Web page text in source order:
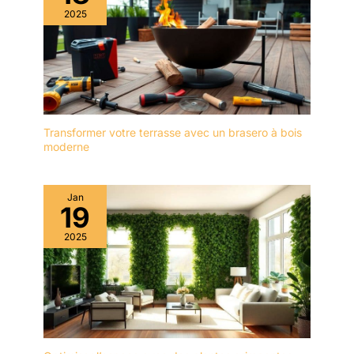
un processus rigoureux,
le métal de haute qualité
est finalement devenu un
accessoire pour ce
tournevis sans fil; 6
tournevis, 3 tarières, 3
forets Brad point, 9 clés
à douille, 1 adaptateur de
10mm (3 / 8 ") - le
mandrin est libre de
changer les accessoires.
Idéal pour les projets de
filetage ou de perçage
dans le bois, le métal et
le plastique! Rejoignez -
Nnous et Profitez du
Service Impeccable du
facilement chaque petite
vis et à améliorer
l'efficacité du travail
Universel : cet ensemble
fournit des tournevis de
différents profils (5
Phillips, 5 à fente), ce qui
petites et moyennes
ateliers. Livré avec un
sac en nylon pour le
rangement, facile à
transporter, très
approprié pour la
sauvegarde en extérieur
et en voiture ou une
utilisation d'urgence
Facile à ranger : livré
2025
Transformer votre terrasse avec un brasero à bois
moderne
Jan
19
2025